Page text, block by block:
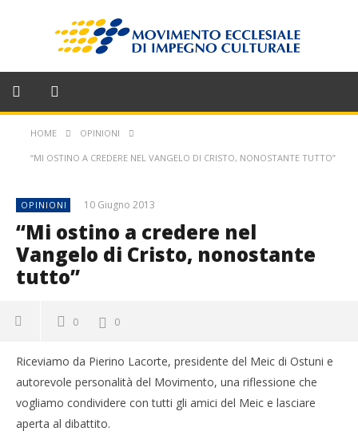
HOME OPINIONI
“MI OSTINO A CREDERE NEL VANGELO DI CRISTO, NONOSTANTE TUTTO”
OPINIONI 10 Giugno 2013
“Mi ostino a credere nel
Vangelo di Cristo, nonostante
tutto”
0 0
Riceviamo da Pierino Lacorte, presidente del Meic di Ostuni e
autorevole personalità del Movimento, una riflessione che
vogliamo condividere con tutti gli amici del Meic e lasciare
aperta al dibattito.